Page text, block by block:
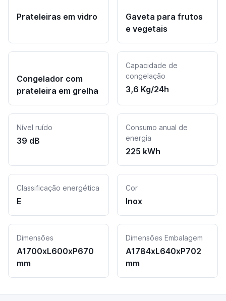
Prateleiras em vidro
Gaveta para frutos
e vegetais
Congelador com
prateleira em grelha
Capacidade de
congelação
3,6 Kg/24h
Nível ruído
39 dB
Consumo anual de
energia
225 kWh
Classificação energética
E
Cor
Inox
Dimensões
A1700xL600xP670
mm
Dimensões Embalagem
A1784xL640xP702
mm